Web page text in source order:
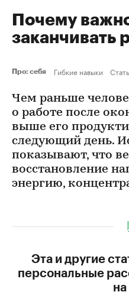
Почему
заканчивать
Про: себя Гибкие навыки
Чем раньше
о работе после
выше его
следующий день.
показывают, что
восстановление
энергию,
Эта и другие
персональные